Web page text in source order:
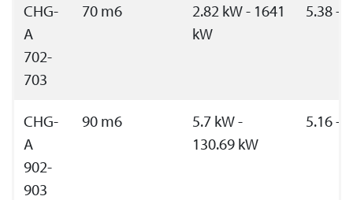
CHG-
A
702-
703
70 m6
2.82 kW - 1641
kW
5.38 -
CHG-
A
902-
903
90 m6
5.7 kW -
130.69 kW
5.16 -